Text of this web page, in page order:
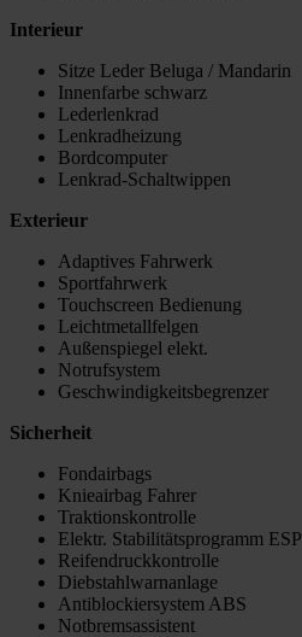
Interieur
Sitze Leder Beluga / Mandarin
Innenfarbe schwarz
Lederlenkrad
Lenkradheizung
Bordcomputer
Lenkrad-Schaltwippen
Exterieur
Adaptives Fahrwerk
Sportfahrwerk
Touchscreen Bedienung
Leichtmetallfelgen
Außenspiegel elekt.
Notrufsystem
Geschwindigkeitsbegrenzer
Sicherheit
Fondairbags
Knieairbag Fahrer
Traktionskontrolle
Elektr. Stabilitätsprogramm ESP
Reifendruckkontrolle
Diebstahlwarnanlage
Antiblockiersystem ABS
Notbremsassistent